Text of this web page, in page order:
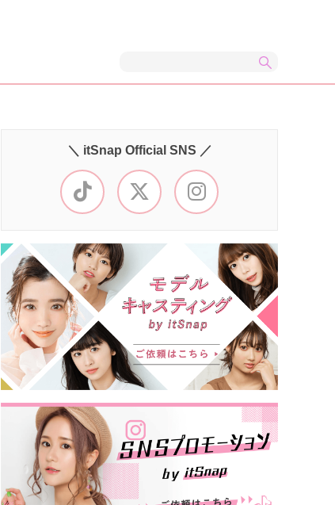
＼ itSnap Official SNS ／